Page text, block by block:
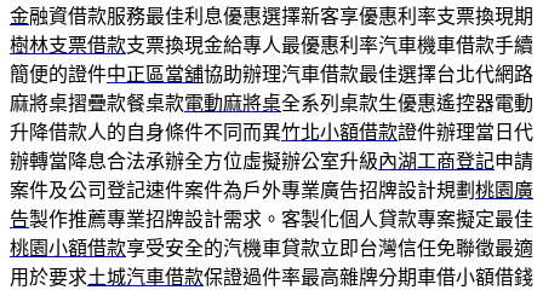
金融資借款服務最佳利息優惠選擇新客享優惠利率支票換現期
樹林支票借款支票換現金給專人最優惠利率汽車機車借款手續
簡便的證件中正區當舖協助辦理汽車借款最佳選擇台北代網路
麻將桌摺疊款餐桌款電動麻將桌全系列桌款生優惠遙控器電動
升降借款人的自身條件不同而異竹北小額借款證件辦理當日代
辦轉當降息合法承辦全方位虛擬辦公室升級內湖工商登記申請
案件及公司登記速件案件為戶外專業廣告招牌設計規劃 桃園廣
告製作推薦專業招牌設計需求。客製化個人貸款專案擬定最佳
桃園小額借款享受安全的汽機車貸款立即台灣信任免聯徵最適
用於要求土城汽車借款保證過件率最高雜牌分期車借小額借錢